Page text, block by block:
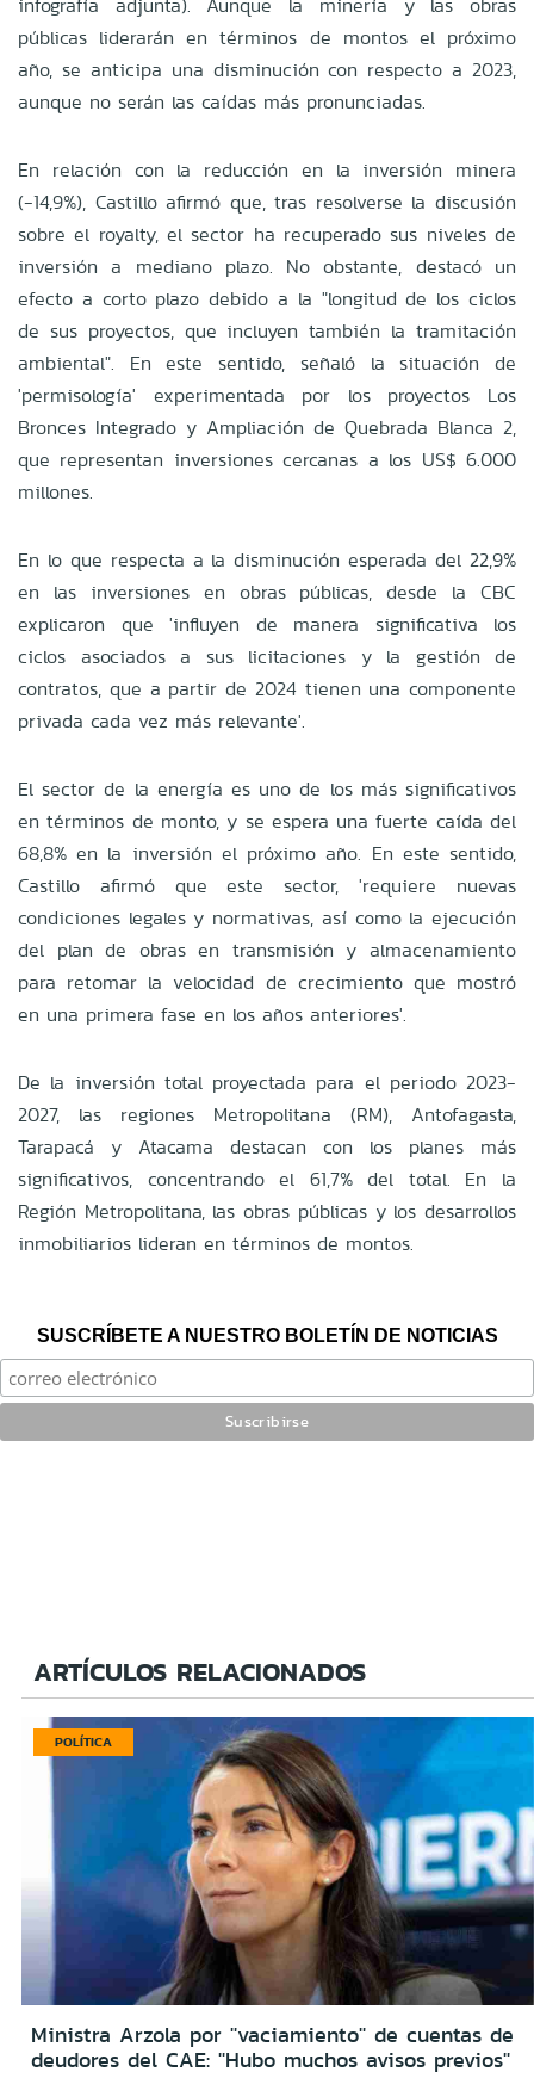
públicas liderarán en términos de montos el próximo
año, se anticipa una disminución con respecto a 2023,
aunque no serán las caídas más pronunciadas.
En relación con la reducción en la inversión minera
(-14,9%), Castillo afirmó que, tras resolverse la discusión
sobre el royalty, el sector ha recuperado sus niveles de
inversión a mediano plazo. No obstante, destacó un
efecto a corto plazo debido a la "longitud de los ciclos
de sus proyectos, que incluyen también la tramitación
ambiental". En este sentido, señaló la situación de
'permisología' experimentada por los proyectos Los
Bronces Integrado y Ampliación de Quebrada Blanca 2,
que representan inversiones cercanas a los US$ 6.000
millones.
En lo que respecta a la disminución esperada del 22,9%
en las inversiones en obras públicas, desde la CBC
explicaron que 'influyen de manera significativa los
ciclos asociados a sus licitaciones y la gestión de
contratos, que a partir de 2024 tienen una componente
privada cada vez más relevante'.
El sector de la energía es uno de los más significativos
en términos de monto, y se espera una fuerte caída del
68,8% en la inversión el próximo año. En este sentido,
Castillo afirmó que este sector, 'requiere nuevas
condiciones legales y normativas, así como la ejecución
del plan de obras en transmisión y almacenamiento
para retomar la velocidad de crecimiento que mostró
en una primera fase en los años anteriores'.
De la inversión total proyectada para el periodo 2023-
2027, las regiones Metropolitana (RM), Antofagasta,
Tarapacá y Atacama destacan con los planes más
significativos, concentrando el 61,7% del total. En la
Región Metropolitana, las obras públicas y los desarrollos
inmobiliarios lideran en términos de montos.
SUSCRÍBETE A NUESTRO BOLETÍN DE NOTICIAS
ARTÍCULOS RELACIONADOS
POLÍTICA
Ministra Arzola por ''vaciamiento'' de cuentas de
deudores del CAE: ''Hubo muchos avisos previos''